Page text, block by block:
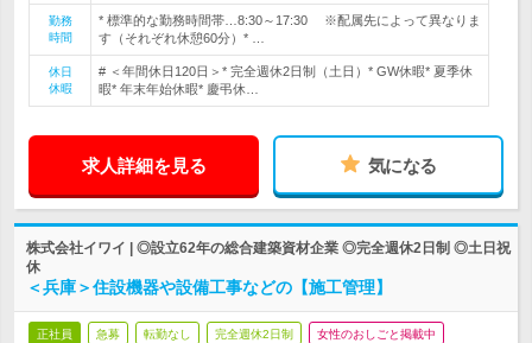
勤務
時間
* 標準的な勤務時間帯…8:30～17:30 ※配属先によって異なりま
す（それぞれ休憩60分）* …
休日
休暇
# ＜年間休日120日＞* 完全週休2日制（土日）* GW休暇* 夏季休
暇* 年末年始休暇* 慶弔休…
求人詳細を見る 気になる
株式会社イワイ | ◎設立62年の総合建築資材企業 ◎完全週休2日制 ◎土日祝
休
＜兵庫＞住設機器や設備工事などの【施工管理】
正社員 急募 転勤なし 完全週休2日制 女性のおしごと掲載中